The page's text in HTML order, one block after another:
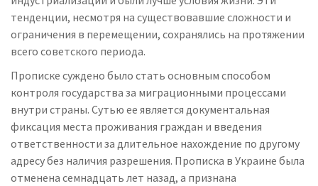
тенденции, несмотря на существовавшие сложности и
ограничения в перемещении, сохранялись на протяжении
всего советского периода.
Прописке суждено было стать основным способом
контроля государства за миграционными процессами
внутри страны. Сутью ее является документальная
фиксация места проживания граждан и введения
ответственности за длительное нахождение по другому
адресу без наличия разрешения. Прописка в Украине была
отменена семнадцать лет назад, а признана